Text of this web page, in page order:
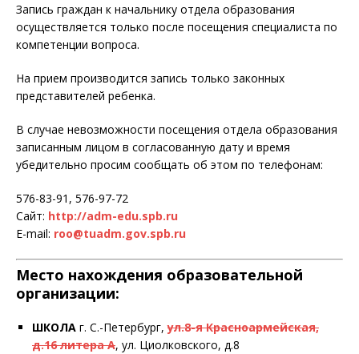
Запись граждан к начальнику отдела образования
осуществляется только после посещения специалиста по
компетенции вопроса.
На прием производится запись только законных
представителей ребенка.
В случае невозможности посещения отдела образования
записанным лицом в согласованную дату и время
убедительно просим сообщать об этом по телефонам:
576-83-91, 576-97-72
Сайт: http://adm-edu.spb.ru
E-mail: roo@tuadm.gov.spb.ru
Место нахождения образовательной
организации:
ШКОЛА г. С.-Петербург,ул.8-я Красноармейская,
д.16 литера А, ул. Циолковского, д.8